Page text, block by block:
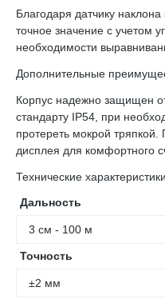
Благодаря датчику наклона
точное значение с учетом
необходимости
Дополнительные
Корпус надежно защищен
стандарту IP54, при
протереть мокрой тряпкой.
дисплея для комфортного
Технические характеристики
Дальность
3 см - 100 м
Точность
±2 мм